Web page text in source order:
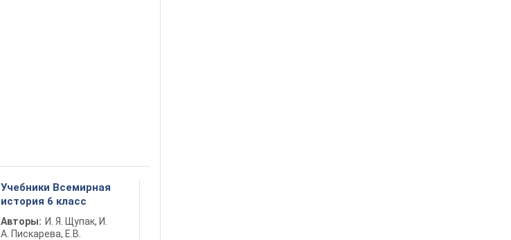
Учебники Всемирная
история 6 класс
Авторы: И. Я. Щупак, И.
А. Пискарева, Е.В.